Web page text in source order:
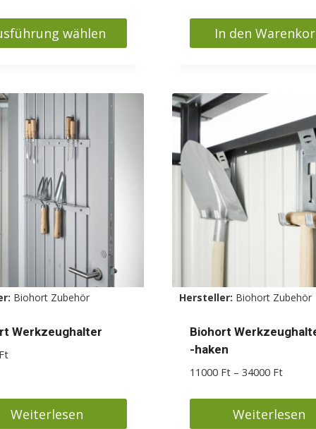
207000 Ft
wählen In den
Biohort Zubehör
Werkzeughalter
Ft
Weiterlesen
Hersteller: Biohort Zubehör
Biohort
-haken
11000 Ft – 34000 Ft
bis
34000 Ft
Weiterlesen